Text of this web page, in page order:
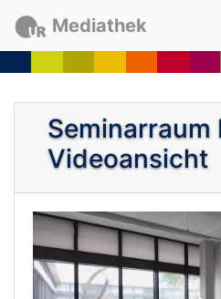
Mediathek
Seminarraum
Videoansicht